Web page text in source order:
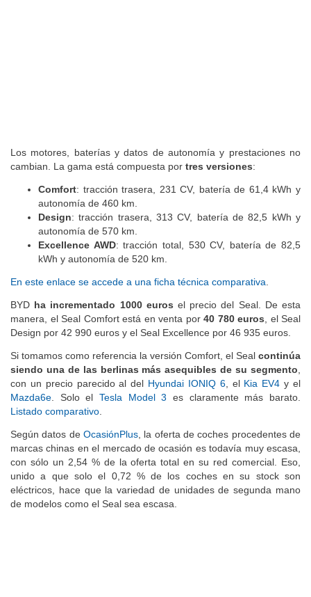
Los motores, baterías y datos de autonomía y prestaciones no
cambian. La gama está compuesta por tres versiones:
Comfort: tracción trasera, 231 CV, batería de 61,4 kWh y
autonomía de 460 km.
Design: tracción trasera, 313 CV, batería de 82,5 kWh y
autonomía de 570 km.
Excellence AWD: tracción total, 530 CV, batería de 82,5
kWh y autonomía de 520 km.
En este enlace se accede a una ficha técnica comparativa.
BYD ha incrementado 1000 euros el precio del Seal. De esta
manera, el Seal Comfort está en venta por 40 780 euros, el Seal
Design por 42 990 euros y el Seal Excellence por 46 935 euros.
Si tomamos como referencia la versión Comfort, el Seal continúa
siendo una de las berlinas más asequibles de su segmento,
con un precio parecido al del Hyundai IONIQ 6, el Kia EV4 y el
Mazda6e. Solo el Tesla Model 3 es claramente más barato.
Listado comparativo.
Según datos de OcasiónPlus, la oferta de coches procedentes de
marcas chinas en el mercado de ocasión es todavía muy escasa,
con sólo un 2,54 % de la oferta total en su red comercial. Eso,
unido a que solo el 0,72 % de los coches en su stock son
eléctricos, hace que la variedad de unidades de segunda mano
de modelos como el Seal sea escasa.